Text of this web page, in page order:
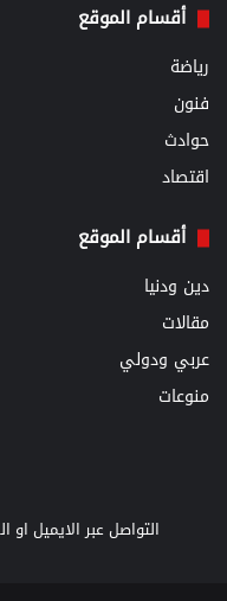
أقسام الموقع
رياضة
فنون
حوادث
اقتصاد
أقسام الموقع
دين ودنيا
مقالات
عربي ودولي
منوعات
التواصل عبر الايميل